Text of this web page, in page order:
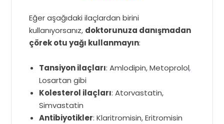
Eğer aşağıdaki ilaçlardan birini
kullanıyorsanız, doktorunuza danışmadan
çörek otu yağı kullanmayın:
Tansiyon ilaçları: Amlodipin, Metoprolol,
Losartan gibi
Kolesterol ilaçları: Atorvastatin,
Simvastatin
Antibiyotikler: Klaritromisin, Eritromisin